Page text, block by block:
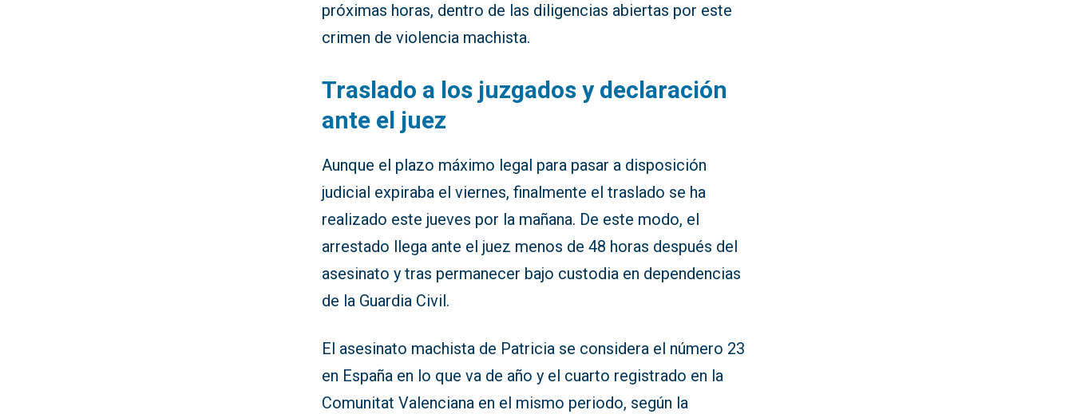
próximas horas, dentro de las diligencias abiertas por este
crimen de violencia machista.
Traslado a los juzgados y declaración
ante el juez
Aunque el plazo máximo legal para pasar a disposición
judicial expiraba el viernes, finalmente el traslado se ha
realizado este jueves por la mañana. De este modo, el
arrestado llega ante el juez menos de 48 horas después del
asesinato y tras permanecer bajo custodia en dependencias
de la Guardia Civil.
El asesinato machista de Patricia se considera el número 23
en España en lo que va de año y el cuarto registrado en la
Comunitat Valenciana en el mismo periodo, según la